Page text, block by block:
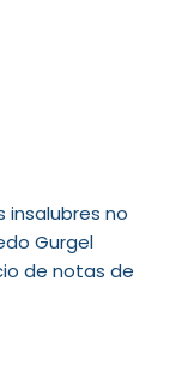
insalubres no
Gurgel
de notas de